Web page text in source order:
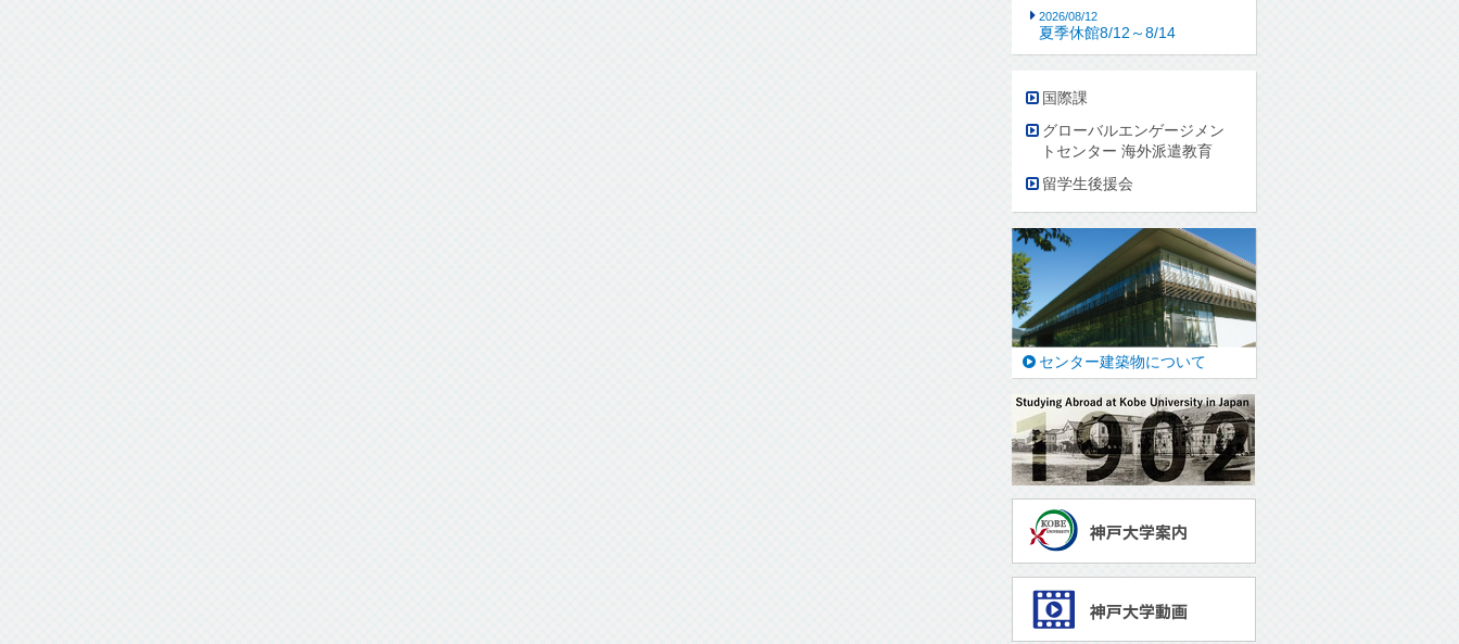
2026/08/12
夏季休館8/12～8/14
国際課
グローバルエンゲージメン
トセンター 海外派遣教育
留学生後援会
センター建築物について